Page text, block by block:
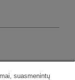
suasmenintų